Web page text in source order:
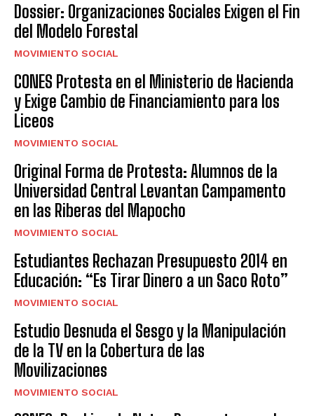
Dossier: Organizaciones Sociales Exigen el Fin
del Modelo Forestal
MOVIMIENTO SOCIAL
CONES Protesta en el Ministerio de Hacienda
y Exige Cambio de Financiamiento para los
Liceos
MOVIMIENTO SOCIAL
Original Forma de Protesta: Alumnos de la
Universidad Central Levantan Campamento
en las Riberas del Mapocho
MOVIMIENTO SOCIAL
Estudiantes Rechazan Presupuesto 2014 en
Educación: “Es Tirar Dinero a un Saco Roto”
MOVIMIENTO SOCIAL
Estudio Desnuda el Sesgo y la Manipulación
de la TV en la Cobertura de las
Movilizaciones
MOVIMIENTO SOCIAL